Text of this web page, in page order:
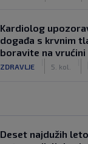
Kardiolog
događa s krvnim
boravite na vrućini
ZDRAVLJE 5. kol.
Deset najdužih